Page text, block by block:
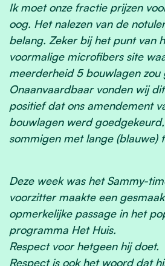
Ik moet onze fractie prijzen
oog. Het nalezen van de
belang. Zeker bij het punt van
voormalige microfibers site
meerderheid 5 bouwlagen zou
Onaanvaardbaar vonden wij
positief dat ons amendement
bouwlagen werd
sommigen met lange (blauwe)
Deze week was het Sammy-
voorzitter maakte een
opmerkelijke passage in het
programma Het Huis.
Respect voor hetgeen hij doet.
Respect is ook het woord dat